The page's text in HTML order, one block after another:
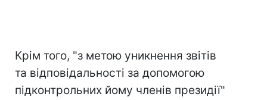
Крім того, "з метою уникнення звітів
та відповідальності за допомогою
підконтрольних йому членів президії"